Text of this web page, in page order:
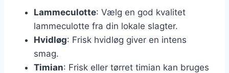
Lammeculotte: Vælg en god kvalitet
lammeculotte fra din lokale slagter.
Hvidløg: Frisk hvidløg giver en intens
smag.
Timian: Frisk eller tørret timian kan bruges